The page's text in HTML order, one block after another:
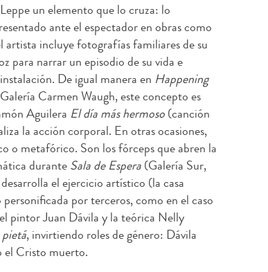
un elemento que lo cruza: lo
ante el espectador en obras como
artista incluye fotografías familiares de su
para narrar un episodio de su vida e
De igual manera en Happening
Carmen Waugh, este concepto es
Aguilera El día más hermoso(canción
la acción corporal. En otras ocasiones,
o metafórico. Son los fórceps que abren la
duranteSala de Espera(Galería Sur,
el ejercicio artístico (la casa
por terceros, como en el caso
pintor Juan Dávila y la teórica Nelly
pietá, invirtiendo roles de género: Dávila
el Cristo muerto.